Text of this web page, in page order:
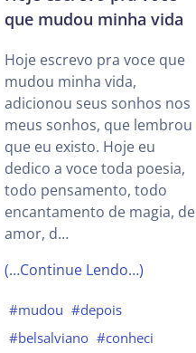
que mudou minha vida
Hoje escrevo pra voce que
mudou minha vida,
adicionou seus sonhos nos
meus sonhos, que lembrou
que eu existo. Hoje eu
dedico a voce toda poesia,
todo pensamento, todo
encantamento de magia, de
amor, d…
(…Continue Lendo…)
#mudou #depois
#belsalviano #conheci